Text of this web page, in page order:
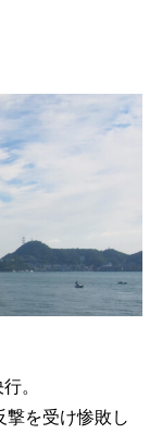
。
撃を受け惨敗し